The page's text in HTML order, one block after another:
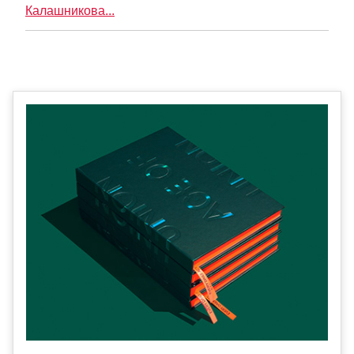
Калашникова...